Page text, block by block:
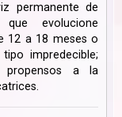
permanente de
evolucione
12 a 18 meses o
impredecible;
propensos a la